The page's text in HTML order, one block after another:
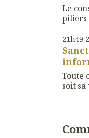
Le
piliers
21h49
Toute
soit